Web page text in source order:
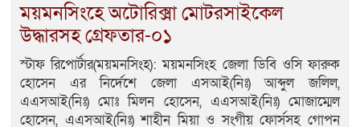
ময়মনসিংহে অটোরিক্সা মোটরসাইকেল
উদ্ধারসহ গ্রেফতার-০১
স্টাফ রিপোর্টার(ময়মনসিংহ): ময়মনসিংহ জেলা ডিবি ওসি ফারুক
হোসেন এর নির্দেশে জেলা এসআই(নিঃ) আব্দুল জলিল,
এএসআই(নিঃ) মোঃ মিলন হোসেন, এএসআই(নিঃ) মোজাম্মেল
হোসেন, এএসআই(নিঃ) শাহীন মিয়া ও সংগীয় ফোর্সসহ গোপন